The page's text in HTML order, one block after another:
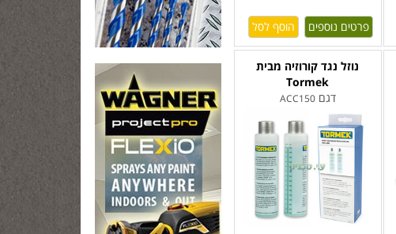
פרטים נוספים
נוזל נגד קורוזיה מבית
Tormek
דגםACC150